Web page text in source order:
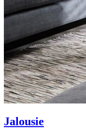
Jalousie